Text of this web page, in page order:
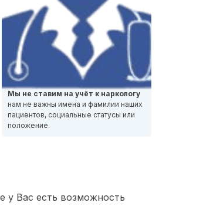
Мы не ставим на учёт к наркологу
нам не важны имена и фамилии наших
пациентов, социальные статусы или
положение.
у Вас есть возможность